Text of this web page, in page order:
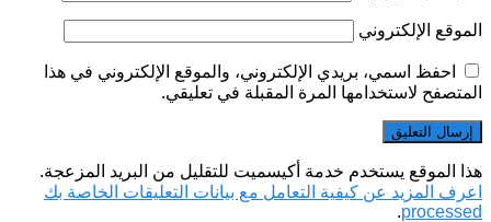
الموقع الإلكتروني
احفظ اسمي، بريدي الإلكتروني، والموقع الإلكتروني في هذا
المتصفح لاستخدامها المرة المقبلة في تعليقي.
هذا الموقع يستخدم خدمة أكيسميت للتقليل من البريد المزعجة.
اعرف المزيد عن كيفية التعامل مع بيانات التعليقات الخاصة بك
processed
.